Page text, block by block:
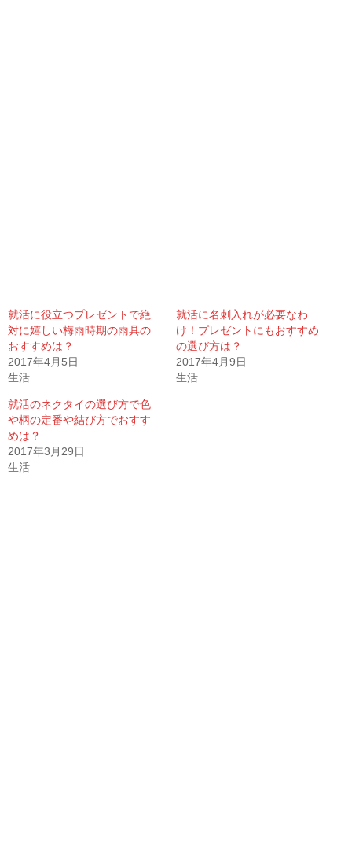
就活に役立つプレゼントで絶
対に嬉しい梅雨時期の雨具の
おすすめは？
2017年4月5日
生活
就活に名刺入れが必要なわ
け！プレゼントにもおすすめ
の選び方は？
2017年4月9日
生活
就活のネクタイの選び方で色
や柄の定番や結び方でおすす
めは？
2017年3月29日
生活